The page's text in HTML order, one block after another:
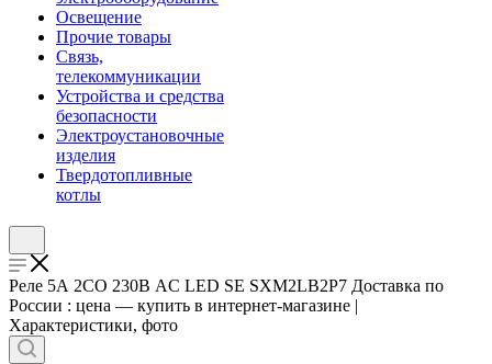
Освещение
Прочие товары
Связь,
телекоммуникации
Устройства и средства
безопасности
Электроустановочные
изделия
Твердотопливные
котлы
Реле 5А 2CO 230В AC LED SE SXM2LB2P7 Доставка по
России : цена — купить в интернет-магазине |
Характеристики, фото